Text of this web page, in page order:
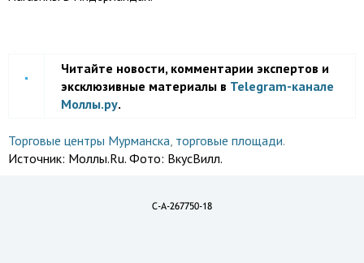
Читайте новости, комментарии экспертов и
эксклюзивные материалы в Telegram-канале
Моллы.ру.
Торговые центры Мурманска, торговые площади.
Источник: Моллы.Ru. Фото: ВкусВилл.
C-A-267750-18